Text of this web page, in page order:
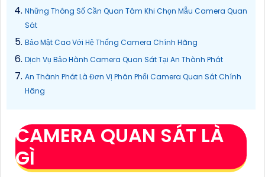
Những Thông Số Cần Quan Tâm Khi Chọn Mẫu Camera Quan
Sát
Bảo Mật Cao Với Hệ Thống Camera Chính Hãng
Dịch Vụ Bảo Hành Camera Quan Sát Tại An Thành Phát
An Thành Phát Là Đơn Vị Phân Phối Camera Quan Sát Chính
Hãng
CAMERA QUAN SÁT LÀ
GÌ